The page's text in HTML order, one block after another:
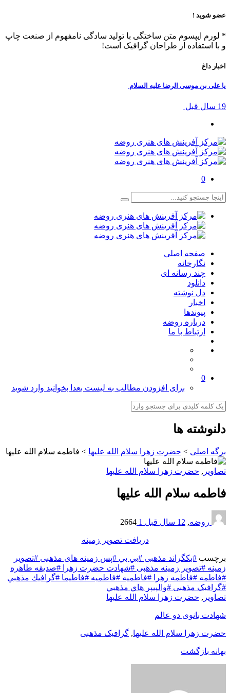
عضو شوید !
* لورم ایپسوم متن ساختگی با تولید سادگی نامفهوم از صنعت چاپ
و با استفاده از طراحان گرافیک است!
اخبار داغ
یا علی بن موسی الرضا علیه السلام
19 سال قبل
0
صفحه اصلی
نگارخانه
چند رسانه ای
دانلود
دل نوشته
اخبار
پیوندها
درباره روضه
ارتباط با ما
0
برای افزودن مطالب به لیست بعدا بخوانید وارد شوید
دلنوشته ها
برگه اصلی > حضرت زهرا سلام الله علیها > فاطمه سلام الله علیها
تصاوير , حضرت زهرا سلام الله علیها
فاطمه سلام الله علیها
روضه, 12 سال قبل 1
2664
دریافت تصویر زمینه
برچسب #بکگراند مذهبی #بي بي #پس زمینه های مذهبی #تصویر
زمینه #تصویر زمینه مذهبی #شهادت حضرت زهرا #صدیقه طاهره
#فاطمه #فاطمه زهرا #فاطميه #فاطمیه #فاطيما #گرافيك مذهبي
#گرافیک مذهبی #والپيپر هاي مذهبي
تصاوير , حضرت زهرا سلام الله علیها
شهادت بانوی دو عالم
حضرت زهرا سلام الله علیها, گرافیک مذهبی
بهانه بازگشت